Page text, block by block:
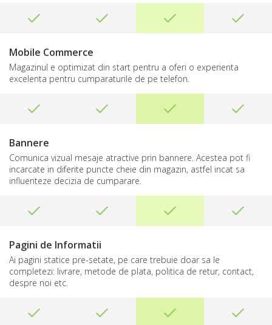
Mobile Commerce
Magazinul e optimizat din start pentru a oferi o experienta
excelenta pentru cumparaturile de pe telefon.
Bannere
Comunica vizual mesaje atractive prin bannere. Acestea pot fi
incarcate in diferite puncte cheie din magazin, astfel incat sa
influenteze decizia de cumparare.
Pagini de Informatii
Ai pagini statice pre-setate, pe care trebuie doar sa le
completezi: livrare, metode de plata, politica de retur, contact,
despre noi etc.